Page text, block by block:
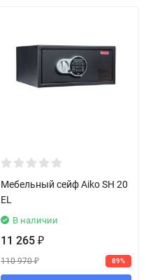
Мебельный сейф Aiko SH 20
EL
В наличии
11 265 ₽
110 970₽ 89%